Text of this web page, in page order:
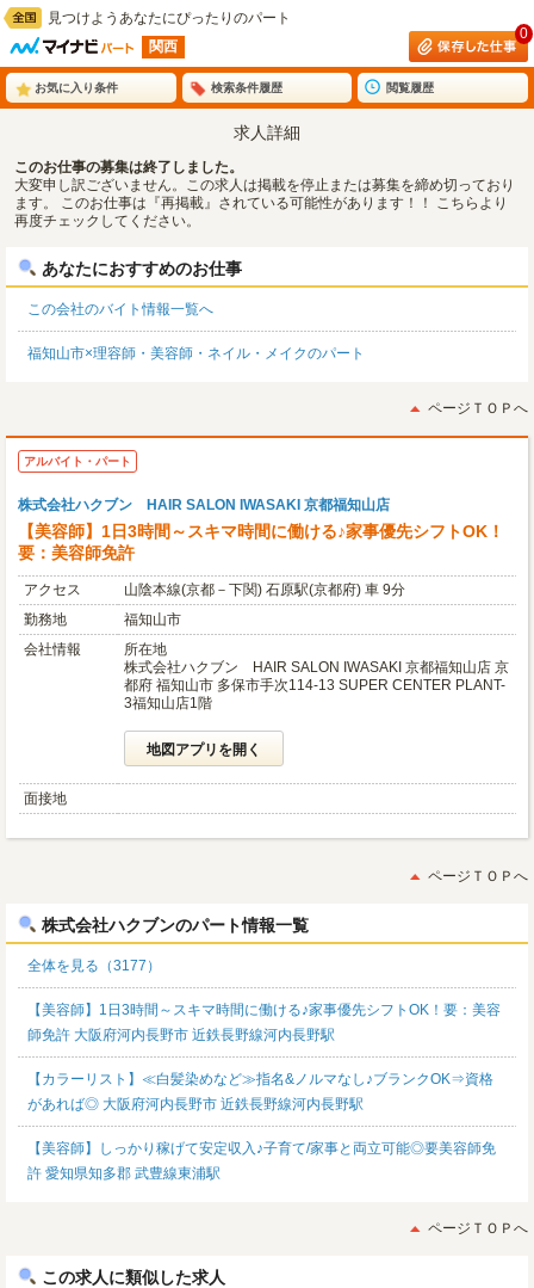
見つけようあなたにぴったりのパート
関西
0
お気に入り条件 検索条件履歴 閲覧履歴
求人詳細
このお仕事の募集は終了しました。
大変申し訳ございません。この求人は掲載を停止または募集を締め切っており
ます。 このお仕事は『再掲載』されている可能性があります！！ こちらより
再度チェックしてください。
あなたにおすすめのお仕事
この会社のバイト情報一覧へ
福知山市×理容師・美容師・ネイル・メイクのパート
ページＴＯＰへ
アルバイト・パート
株式会社ハクブン HAIR SALON IWASAKI 京都福知山店
【美容師】1日3時間～スキマ時間に働ける♪家事優先シフトOK！
要：美容師免許
アクセス
山陰本線(京都－下関) 石原駅(京都府) 車 9分
勤務地
福知山市
会社情報
所在地
株式会社ハクブン HAIR SALON IWASAKI 京都福知山店 京
都府 福知山市 多保市手次114-13 SUPER CENTER PLANT-
3福知山店1階
地図アプリを開く
面接地
ページＴＯＰへ
株式会社ハクブンのパート情報一覧
全体を見る（3177）
【美容師】1日3時間～スキマ時間に働ける♪家事優先シフトOK！要：美容
師免許 大阪府河内長野市 近鉄長野線河内長野駅
【カラーリスト】≪白髪染めなど≫指名&ノルマなし♪ブランクOK⇒資格
があれば◎ 大阪府河内長野市 近鉄長野線河内長野駅
【美容師】しっかり稼げて安定収入♪子育て/家事と両立可能◎要美容師免
許 愛知県知多郡 武豊線東浦駅
ページＴＯＰへ
この求人に類似した求人